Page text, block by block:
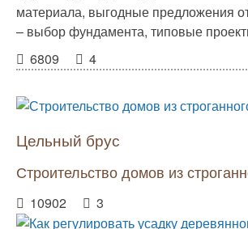
материала, выгодные предложения
– выбор фундамента, типовые
6809
4
Цельный брус
Строительство домов из
10902 3